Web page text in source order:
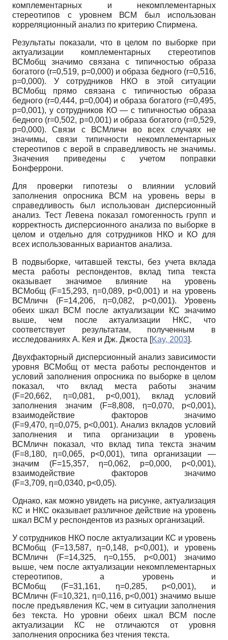
комплементарных и некомплементарных
стереотипов с уровнем ВСМ был использован
корреляционный анализ по критерию Спирмена.
Результаты показали, что в целом по выборке при
актуализации комплементарных стереотипов
ВСМобщ значимо связана с типичностью образа
богатого (r=0,519, р=0,000) и образа бедного (r=0,516,
р=0,000). У сотрудников НКО в этой ситуации
ВСМобщ прямо связана с типичностью образа
бедного (r=0,444, р=0,004) и образа богатого (r=0,495,
р=0,001), у сотрудников КО — с типичностью образа
бедного (r=0,502, р=0,001) и образа богатого (r=0,529,
р=0,000). Связи с ВСМличн во всех случаях не
значимы, связи типичности некомплементарных
стереотипов с верой в справедливость не значимы.
Значения приведены с учетом поправки
Бонферрони.
Для проверки гипотезы о влиянии условий
заполнения опросника ВСМ на уровень веры в
справедливость был использован дисперсионный
анализ. Тест Левена показал гомогенность групп и
корректность дисперсионного анализа по выборке в
целом и отдельно для сотрудников НКО и КО для
всех использованных вариантов анализа.
В подвыборке, читавшей тексты, без учета вклада
места работы респондентов, вклад типа текста
оказывает значимое влияние на уровень
ВСМобщ (F=15,293, η=0,089, p<0,001) и на уровень
ВСМличн (F=14,206, η=0,082, p<0,001). Уровень
обеих шкал ВСМ после актуализации КС значимо
выше, чем после актуализации НКС, что
соответствует результатам, полученным в
исследованиях А. Кея и Дж. Джоста [Kay, 2003].
Двухфакторный дисперсионный анализ зависимости
уровня ВСМобщ от места работы респондентов и
условий заполнения опросника по выборке в целом
показал, что вклад места работы значим
(F=20,662, η=0,081, p<0,001), вклад условий
заполнения значим (F=8,808, η=0,070, p<0,001),
взаимодействие факторов значимо
(F=9,470, η=0,075, p<0,001). Анализ вкладов условий
заполнения и типа организации в уровень
ВСМличн показал, что вклад типа текста значим
(F=8,180, η=0,065, p<0,001), типа организации —
значим (F=15,357, η=0,062, р=0,000, p<0,001),
взаимодействие факторов значимо
(F=3,709, η=0,0340, p<0,05).
Однако, как можно увидеть на рисунке, актуализация
КС и НКС оказывает различное действие на уровень
шкал ВСМ у респондентов из разных организаций.
У сотрудников НКО после актуализации КС и уровень
ВСМобщ (F=13,587, η=0,148, p<0,001), и уровень
ВСМличн (F=14,325, η=0,155, p<0,001) значимо
выше, чем после актуализации некомплементарных
стереотипов, а уровень и
ВСМобщ (F=31,161, η=0,285, p<0,001), и
ВСМличн (F=10,321, η=0,116, p<0,001) значимо выше
после предъявления КС, чем в ситуации заполнения
без текста. Но уровни обеих шкал ВСМ после
актуализации КС не отличаются от уровня
заполнения опросника без чтения текста.